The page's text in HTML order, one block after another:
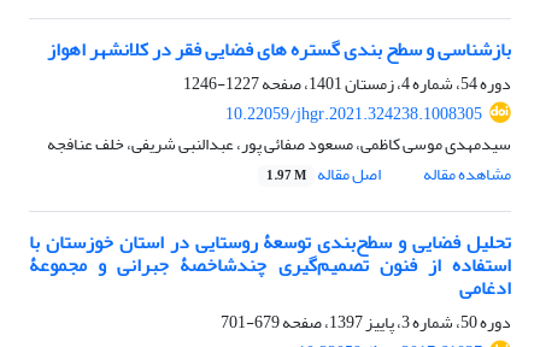
بازشناسی و سطح بندی گستره‌ های فضایی فقر در کلانشهر اهواز
دوره 54، شماره 4، زمستان 1401، صفحه
1227-1246
10.22059/jhgr.2021.324238.1008305
سیدمهدی موسی کاظمی، مسعود صفائی پور، عبدالنبی شریفی، خلف عنافجه
مشاهده مقاله
اصل مقاله 1.97 M
تحلیل فضایی و سطح‌بندی توسعۀ روستایی در استان خوزستان با
استفاده از فنون تصمیم‌گیری چندشاخصۀ جبرانی و مجموعۀ
ادغامی
دوره 50، شماره 3، پاییز 1397، صفحه
679-701